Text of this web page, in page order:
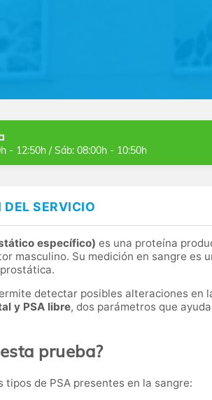
- 12:50h / Sáb: 08:00h - 10:50h
DEL SERVICIO
específico) es una proteína
masculino. Su medición en sangre es
detectar posibles alteraciones en
y PSA libre, dos parámetros que
prueba?
tipos de PSA presentes en la sangre: